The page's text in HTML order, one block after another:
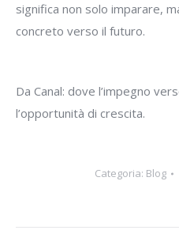
significa non solo imparare,
concreto verso il futuro.
Da Canal: dove l’impegno
l’opportunità di crescita.
Categoria: Blog